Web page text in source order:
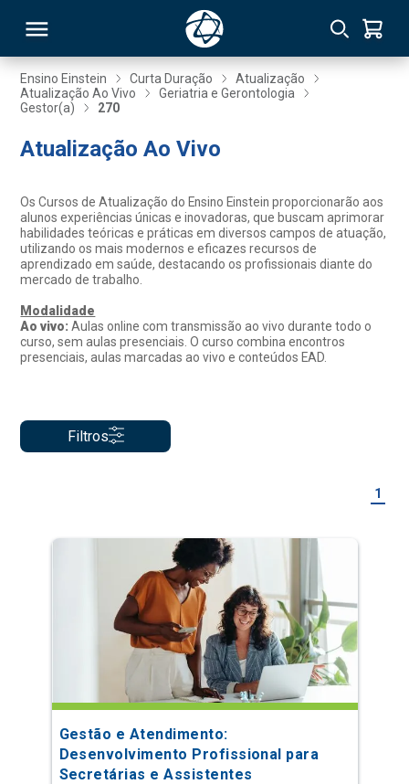
Ensino Einstein Curta Duração
Atualização
Atualização Ao Vivo
Geriatria e Gerontologia
Gestor(a)
270
Atualização Ao Vivo
Os Cursos de Atualização do Ensino Einstein proporcionarão aos
alunos experiências únicas e inovadoras, que buscam aprimorar
habilidades teóricas e práticas em diversos campos de atuação,
utilizando os mais modernos e eficazes recursos de
aprendizado em saúde, destacando os profissionais diante do
mercado de trabalho.
Modalidade
Ao vivo:Aulas online com transmissão ao vivo durante todo o
curso, sem aulas presenciais. O curso combina encontros
presenciais, aulas marcadas ao vivo e conteúdos EAD.
Filtros
1
Gestão e Atendimento:
Desenvolvimento Profissional para
Secretárias e Assistentes